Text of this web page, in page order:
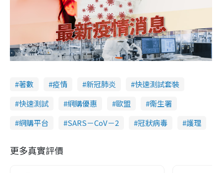
著數 疫情 新冠肺炎
快速測試套裝
快速測試
網購優惠 歐盟
衞生署
網購平台
SARS－CoV－2 冠狀病毒 護理
更多真實評價